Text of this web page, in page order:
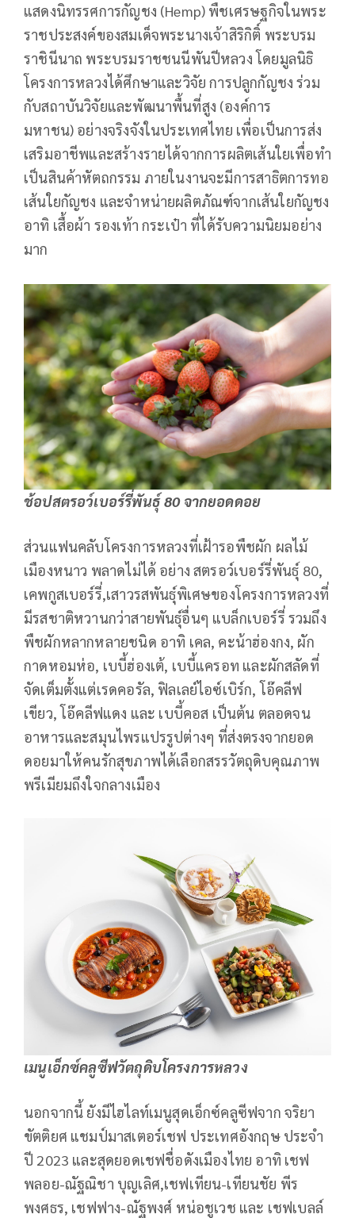
แสดงนิทรรศการกัญชง (Hemp) พืชเศรษฐกิจในพระ
ราชประสงค์ของสมเด็จพระนางเจ้าสิริกิติ์ พระบรม
ราชินีนาถ พระบรมราชชนนีพันปีหลวง โดยมูลนิธิ
โครงการหลวงได้ศึกษาและวิจัย การปลูกกัญชง ร่วม
กับสถาบันวิจัยและพัฒนาพื้นที่สูง (องค์การ
มหาชน) อย่างจริงจังในประเทศไทย เพื่อเป็นการส่ง
เสริมอาชีพและสร้างรายได้จากการผลิตเส้นใยเพื่อทำ
เป็นสินค้าหัตถกรรม ภายในงานจะมีการสาธิตการทอ
เส้นใยกัญชง และจำหน่ายผลิตภัณฑ์จากเส้นใยกัญชง
อาทิ เสื้อผ้า รองเท้า กระเป๋า ที่ได้รับความนิยมอย่าง
มาก
ช้อปสตรอว์เบอร์รี่พันธุ์ 80 จากยอดดอย
ส่วนแฟนคลับโครงการหลวงที่เฝ้ารอพืชผัก ผลไม้
เมืองหนาว พลาดไม่ได้ อย่าง สตรอว์เบอร์รี่พันธุ์ 80,
เคพกูสเบอร์รี่,เสาวรสพันธุ์พิเศษของโครงการหลวงที่
มีรสชาติหวานกว่าสายพันธุ์อื่นๆ แบล็กเบอร์รี่ รวมถึง
พืชผักหลากหลายชนิด อาทิ เคล, คะน้าฮ่องกง, ผัก
กาดหอมห่อ, เบบี้ฮ่องเต้, เบบี้แครอท และผักสลัดที่
จัดเต็มตั้งแต่เรดคอรัล, ฟิลเลย์ไอซ์เบิร์ก, โอ๊คลีฟ
เขียว, โอ๊คลีฟแดง และ เบบี้คอส เป็นต้น ตลอดจน
อาหารและสมุนไพรแปรรูปต่างๆ ที่ส่งตรงจากยอด
ดอยมาให้คนรักสุขภาพได้เลือกสรรวัตถุดิบคุณภาพ
พรีเมียมถึงใจกลางเมือง
เมนูเอ็กซ์คลูซีฟวัตถุดิบโครงการหลวง
นอกจากนี้ ยังมีไฮไลท์เมนูสุดเอ็กซ์คลูซีฟจาก จริยา
ขัตติยศ แชมป์มาสเตอร์เชฟ ประเทศอังกฤษ ประจำ
ปี 2023 และสุดยอดเชฟชื่อดังเมืองไทย อาทิ เชฟ
พลอย-ณัฐณิชา บุญเลิศ,เชฟเทียน-เทียนชัย พีร
พงศธร, เชฟฟาง-ณัฐพงศ์ หน่อชูเวช และ เชฟเบลล์